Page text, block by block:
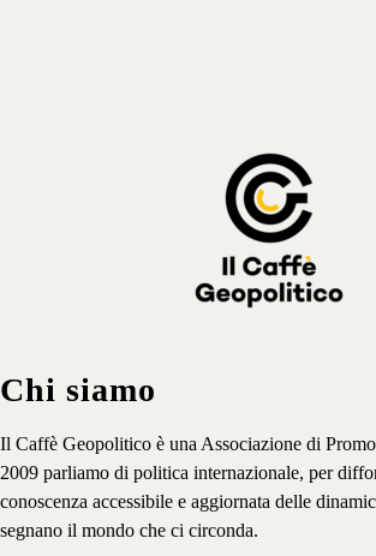
Chi siamo
Il Caffè Geopolitico è una Associazione di
2009 parliamo di politica internazionale, per
conoscenza accessibile e aggiornata delle
segnano il mondo che ci circonda.